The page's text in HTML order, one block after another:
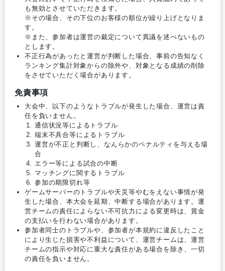
も無効とさせていただきます。
※その場合、その下位のお客様の順位が繰り上げとなりま
す。
※また、参加者は運営の裁定について異議を述べないもの
とします。
不正行為があったと運営が判断した場合、事前の告知なく
ランキング集計対象からの除外や、対象となる成績の削除
をさせていただく場合があります。
免責事項
大会中、以下のようなトラブルが発生した場合、運営は責
任を負いません。
通信状況等によるトラブル
端末不具合等によるトラブル
運営が不正と判断し、なんらかのペナルティを与える場
合
エラー等による試合の中断
マッチングに関するトラブル
参加の期限切れ等
ゲームサーバーのトラブルや天災等やむをえない事情が発
生した場合、本大会を延期、中断する場合があります。運
営チームの責任によらない不可抗力による変更時は、賞金
の支払いを行わない場合があります。
参加者同士のトラブルや、参加者が本規約に違反したこと
により生じた損害や不利益について、運営チームは、運営
チームの指示や対応に重大な責任がある場合を除き、一切
の責任を負いません。